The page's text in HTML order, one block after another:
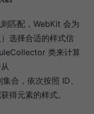
匹配，WebKit 会为
选择合适的样式信
类来计算
合，依次按照 ID、
得元素的样式。